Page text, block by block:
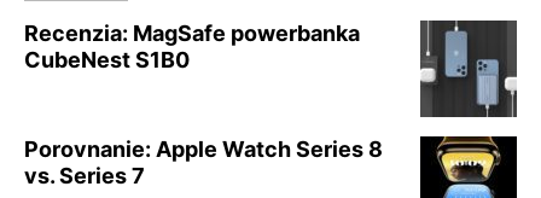
Recenzia: MagSafe powerbanka
CubeNest S1B0
Porovnanie: Apple Watch Series 8
vs. Series 7